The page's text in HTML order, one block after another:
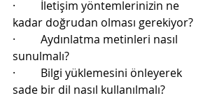
·         İletişim yöntemlerinizin ne
kadar doğrudan olması gerekiyor?
·         Aydınlatma metinleri nasıl
sunulmalı?
·         Bilgi yüklemesini önleyerek
sade bir dil nasıl kullanılmalı?